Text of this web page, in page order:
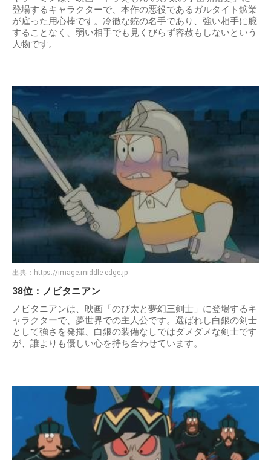
登場するキャラクターで、本作の悪役であるガルタイト鉱業
が雇った用心棒です。冷徹な銃の名手であり、強い相手に臆
することなく、弱い相手でも見くびらず容赦もしないという
人物です。
出典： https://image.middle-edge.jp
38位：ノビタニアン
ノビタニアンは、映画「のび太と夢幻三剣士」に登場するキ
ャラクターで、夢世界での主人公です。選ばれし白銀の剣士
として強さを発揮、白銀の装備なしではダメダメな剣士です
が、誰よりも優しい心を持ち合わせています。